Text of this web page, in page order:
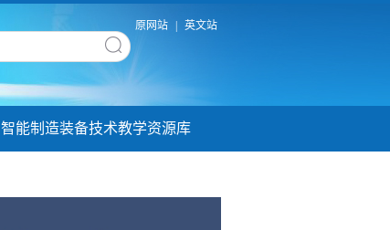
原网站 英文站
智能制造装备技术教学资源库